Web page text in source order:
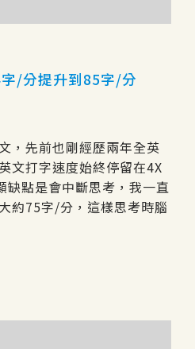
/分提升到85字/分
，先前也剛經歷兩年全英
文打字速度始終停留在4X
點是會中斷思考，我一直
約75字/分，這樣思考時腦